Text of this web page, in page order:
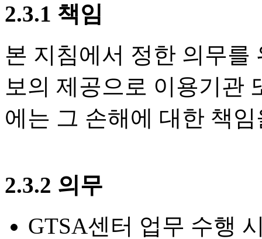
2.3.1 책임
본 지침에서 정한 의무를
보의 제공으로 이용기관
에는 그 손해에 대한 책
2.3.2 의무
GTSA센터 업무 수행